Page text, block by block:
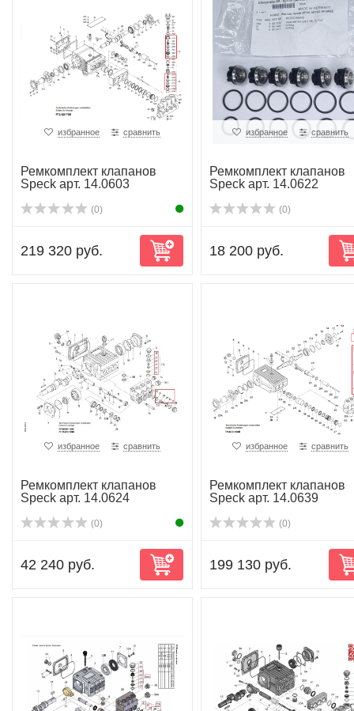
избранное сравнить
Ремкомплект клапанов
Speck арт. 14.0603
(0)
219 320 руб.
избранное сравнить
Ремкомплект клапанов
Speck арт. 14.0622
(0)
18 200 руб.
избранное сравнить
Ремкомплект клапанов
Speck арт. 14.0624
(0)
42 240 руб.
избранное сравнить
Ремкомплект клапанов
Speck арт. 14.0639
(0)
199 130 руб.